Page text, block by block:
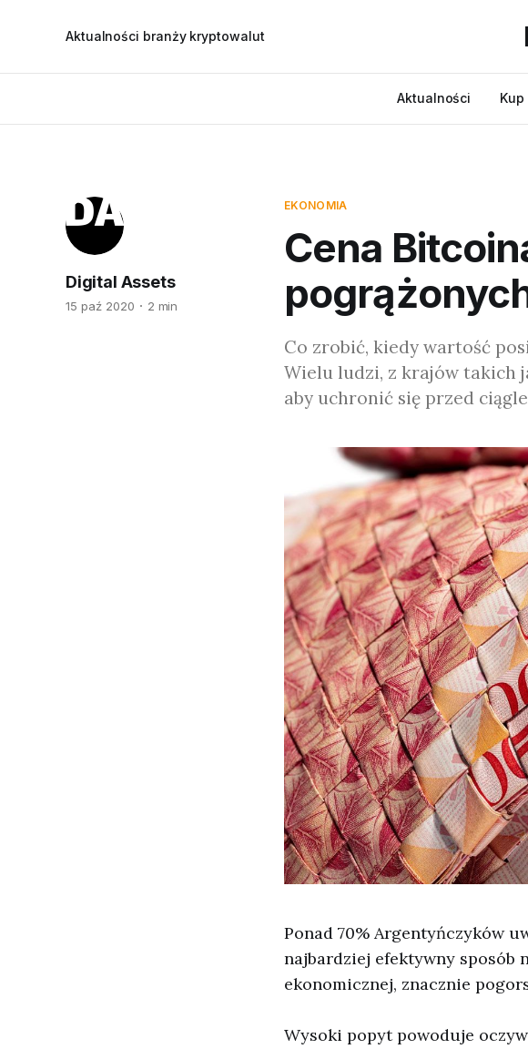
Aktualności branży kryptowalut
Aktualności Kup
EKONOMIA
Cena
Digital Assets
15 paź 2020 2 min
Co zrobić, kiedy wartość
Wielu ludzi, z krajów takich
aby uchronić się przed
Ponad 70% Argentyńczyków
najbardziej efektywny sposób
ekonomicznej, znacznie
Wysoki popyt powoduje